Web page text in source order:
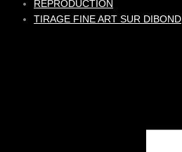
REPRODUCTION
TIRAGE FINE ART SUR DIBOND